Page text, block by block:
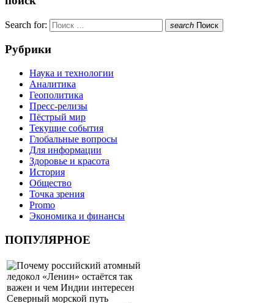
Search for: search Поиск
Рубрики
Наука и технологии
Аналитика
Геополитика
Пресс-релизы
Пёстрый мир
Текущие события
Глобальные вопросы
Для информации
Здоровье и красота
История
Общество
Точка зрения
Promo
Экономика и финансы
ПОПУЛЯРНОЕ